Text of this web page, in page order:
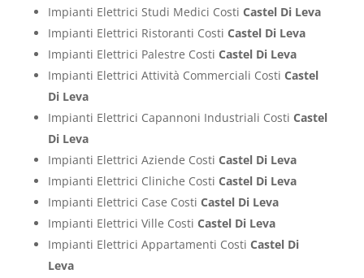
Impianti Elettrici Studi Medici Costi Castel Di Leva
Impianti Elettrici Ristoranti Costi Castel Di Leva
Impianti Elettrici Palestre Costi Castel Di Leva
Impianti Elettrici Attività Commerciali Costi Castel
Di Leva
Impianti Elettrici Capannoni Industriali Costi Castel
Di Leva
Impianti Elettrici Aziende Costi Castel Di Leva
Impianti Elettrici Cliniche Costi Castel Di Leva
Impianti Elettrici Case Costi Castel Di Leva
Impianti Elettrici Ville Costi Castel Di Leva
Impianti Elettrici Appartamenti Costi Castel Di
Leva